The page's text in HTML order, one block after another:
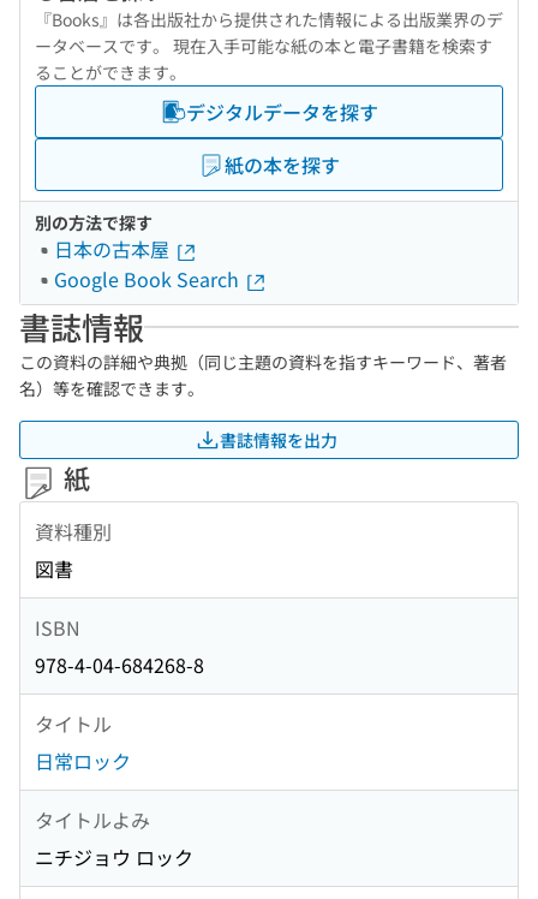
『Books』は各出版社から提供された情報による出版業界のデ
ータベースです。 現在入手可能な紙の本と電子書籍を検索す
ることができます。
デジタルデータを探す
紙の本を探す
別の方法で探す
日本の古本屋
Google Book Search
書誌情報
この資料の詳細や典拠（同じ主題の資料を指すキーワード、著者
名）等を確認できます。
書誌情報を出力
紙
資料種別
図書
ISBN
978-4-04-684268-8
タイトル
日常ロック
タイトルよみ
ニチジョウ ロック